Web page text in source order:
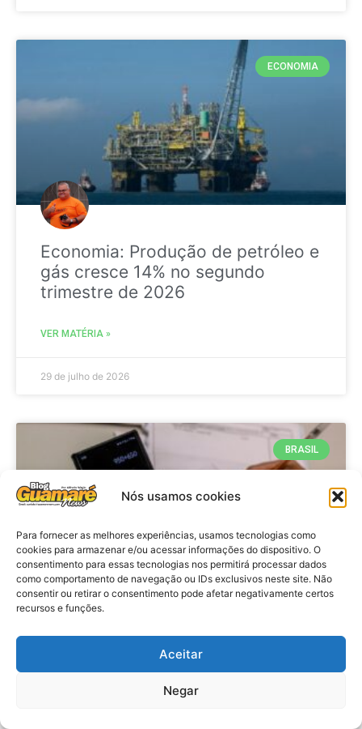
Nós usamos cookies
Para fornecer as melhores experiências, usamos tecnologias como
cookies para armazenar e/ou acessar informações do dispositivo. O
consentimento para essas tecnologias nos permitirá processar dados
como comportamento de navegação ou IDs exclusivos neste site. Não
consentir ou retirar o consentimento pode afetar negativamente certos
recursos e funções.
Aceitar
Negar
ECONOMIA
Economia: Produção de petróleo e
gás cresce 14% no segundo
trimestre de 2026
VER MATÉRIA »
29 de julho de 2026
BRASIL
Economia: Prazo de adesão ao
Programa Desenrola 2.0 é
prorrogado